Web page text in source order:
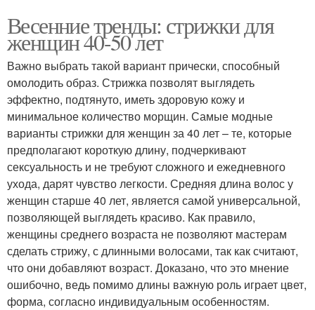
Весенние тренды: стрижки для
женщин 40-50 лет
Важно выбрать такой вариант прически, способный
омолодить образ. Стрижка позволят выглядеть
эффектно, подтянуто, иметь здоровую кожу и
минимальное количество морщин. Самые модные
варианты стрижки для женщин за 40 лет – те, которые
предполагают короткую длину, подчеркивают
сексуальность и не требуют сложного и ежедневного
ухода, дарят чувство легкости. Средняя длина волос у
женщин старше 40 лет, является самой универсальной,
позволяющей выглядеть красиво. Как правило,
женщины среднего возраста не позволяют мастерам
сделать стрижу, с длинными волосами, так как считают,
что они добавляют возраст. Доказано, что это мнение
ошибочно, ведь помимо длины важную роль играет цвет,
форма, согласно индивидуальным особенностям.